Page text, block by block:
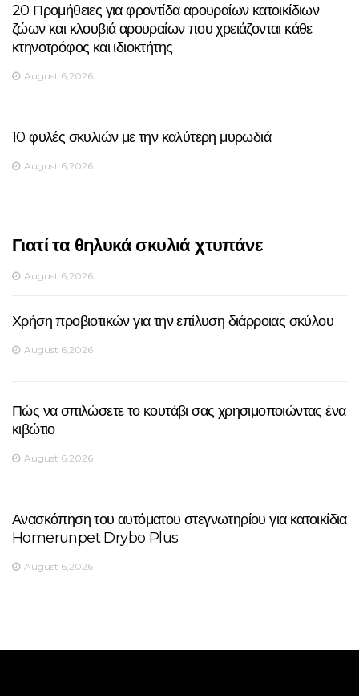
20 Προμήθειες για φροντίδα αρουραίων κατοικίδιων
ζώων και κλουβιά αρουραίων που χρειάζονται κάθε
κτηνοτρόφος και ιδιοκτήτης
August 6,2026
10 φυλές σκυλιών με την καλύτερη μυρωδιά
August 6,2026
Γιατί τα θηλυκά σκυλιά χτυπάνε
August 6,2026
Χρήση προβιοτικών για την επίλυση διάρροιας σκύλου
August 6,2026
Πώς να σπιλώσετε το κουτάβι σας χρησιμοποιώντας ένα
κιβώτιο
August 6,2026
Ανασκόπηση του αυτόματου στεγνωτηρίου για κατοικίδια
Homerunpet Drybo Plus
August 6,2026